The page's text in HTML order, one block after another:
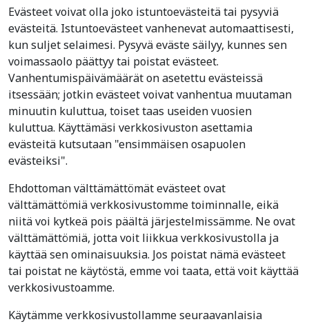
Evästeet voivat olla joko istuntoevästeitä tai pysyviä
evästeitä. Istuntoevästeet vanhenevat automaattisesti,
kun suljet selaimesi. Pysyvä eväste säilyy, kunnes sen
voimassaolo päättyy tai poistat evästeet.
Vanhentumispäivämäärät on asetettu evästeissä
itsessään; jotkin evästeet voivat vanhentua muutaman
minuutin kuluttua, toiset taas useiden vuosien
kuluttua. Käyttämäsi verkkosivuston asettamia
evästeitä kutsutaan "ensimmäisen osapuolen
evästeiksi".
Ehdottoman välttämättömät evästeet ovat
välttämättömiä verkkosivustomme toiminnalle, eikä
niitä voi kytkeä pois päältä järjestelmissämme. Ne ovat
välttämättömiä, jotta voit liikkua verkkosivustolla ja
käyttää sen ominaisuuksia. Jos poistat nämä evästeet
tai poistat ne käytöstä, emme voi taata, että voit käyttää
verkkosivustoamme.
Käytämme verkkosivustollamme seuraavanlaisia